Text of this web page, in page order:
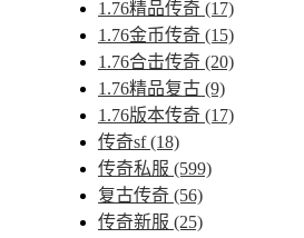
1.76精品传奇 (17)
1.76金币传奇 (15)
1.76合击传奇 (20)
1.76精品复古 (9)
1.76版本传奇 (17)
传奇sf(18)
传奇私服 (599)
复古传奇 (56)
传奇新服 (25)